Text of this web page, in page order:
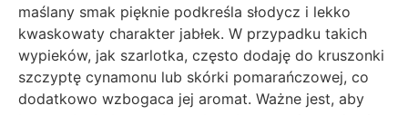
maślany smak pięknie podkreśla słodycz i lekko
kwaskowaty charakter jabłek. W przypadku takich
wypieków, jak szarlotka, często dodaję do kruszonki
szczyptę cynamonu lub skórki pomarańczowej, co
dodatkowo wzbogaca jej aromat. Ważne jest, aby